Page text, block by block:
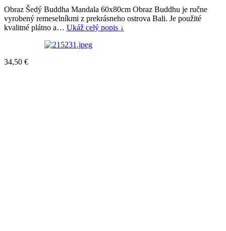
Obraz Šedý Buddha Mandala 60x80cm Obraz Buddhu je ručne
vyrobený remeselníkmi z prekrásneho ostrova Bali. Je použité
kvalitné plátno a… Ukáž celý popis ↓
34,50 €